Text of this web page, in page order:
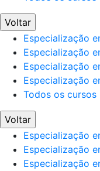
Voltar
Especialização
Especialização
Especialização
Especialização
Todos os cursos
Voltar
Especialização
Especialização
Especialização